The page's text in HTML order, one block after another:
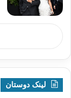
لینک دوستان